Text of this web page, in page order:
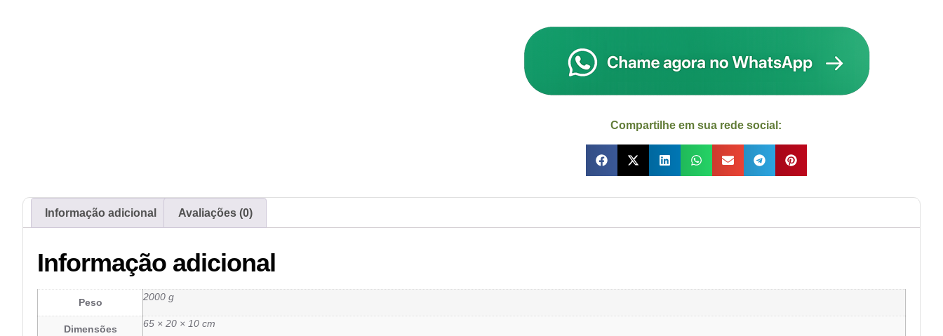
Compartilhe em sua rede social:
Informação adicional Avaliações (0)
Informação adicional
Peso 2000 g
Dimensões 65 × 20 × 10 cm